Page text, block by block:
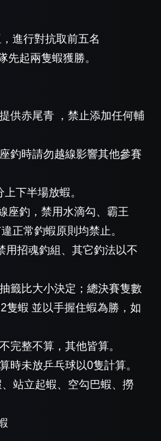
進行對抗取前五名
先起兩隻蝦獲勝。
供赤尾青 ，禁止添加任何輔
釣時請勿越線影響其他參賽
下半場放蝦。
座釣，禁用水滴勾、霸王
正常釣蝦原則均禁止。
用招魂釣組、其它釣法以不
籤比大小決定；總決賽隻數
隻蝦 並以手握住蝦為勝，如
完整不算，其他皆算。
時未放乒乓球以0隻計算。
站立起蝦、空勾巴蝦、撈